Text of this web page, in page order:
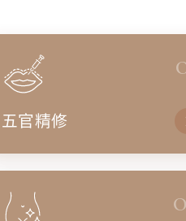
五官精修